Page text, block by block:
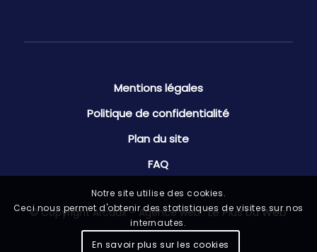
Mentions légales
Politique de confidentialité
Plan du site
FAQ
© Copyright Arcaux – Agence web :Le Plus Du Web
Notre site utilise des cookies.
Ceci nous permet d'obtenir des statistiques de visites sur nos
internautes.
En savoir plus sur les cookies